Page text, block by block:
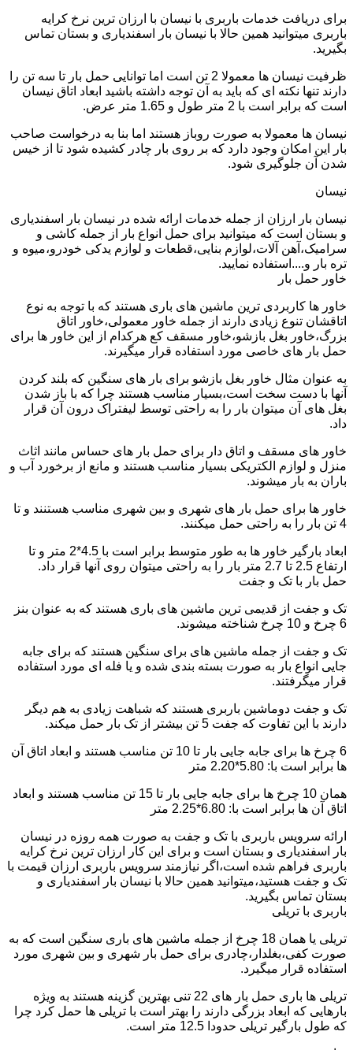
برای دریافت خدمات باربری با نیسان با ارزان ترین نرخ کرایه
باربری میتوانید همین حالا با نیسان بار اسفندیاری و بستان تماس
بگیرید.
ظرفیت نیسان ها معمولا 2 تن است اما توانایی حمل بار تا سه تن را
دارند تنها نکته ای که باید به آن توجه داشته باشید ابعاد اتاق نیسان
است که برابر است با 2 متر طول و 1.65 متر عرض.
نیسان ها معمولا به صورت روباز هستند اما بنا به درخواست صاحب
بار این امکان وجود دارد که بر روی بار چادر کشیده شود تا از خیس
شدن آن جلوگیری شود.
نیسان
نیسان بار ارزان از جمله خدمات ارائه شده در نیسان بار اسفندیاری
و بستان است که میتوانید برای حمل انواع بار از جمله کاشی و
سرامیک،آهن آلات،لوازم بنایی،قطعات و لوازم یدکی خودرو،میوه و
تره بار و....استفاده نمایید.
خاور حمل بار
خاور ها کاربردی ترین ماشین های باری هستند که با توجه به نوع
اتاقشان تنوع زیادی دارند از جمله خاور معمولی،خاور اتاق
بزرگ،خاور بغل بازشو،خاور مسقف کع هرکدام از این خاور ها برای
حمل بار های خاصی مورد استفاده قرار میگیرند.
به عنوان مثال خاور بغل بازشو برای بار های سنگین که بلند کردن
آنها با دست سخت است،بسیار مناسب هستند چرا که با باز شدن
بغل های آن میتوان بار را به راحتی توسط لیفتراک درون آن قرار
داد.
خاور های مسقف و اتاق دار برای حمل بار های حساس مانند اثاث
منزل و لوازم الکتریکی بسیار مناسب هستند و مانع از برخورد آب و
باران به بار میشوند.
خاور ها برای حمل بار های شهری و بین شهری مناسب هستنند و تا
4 تن بار را به راحتی حمل میکنند.
ابعاد بارگیر خاور ها به طور متوسط برابر است با 4.5*2 متر و تا
ارتفاع 2.5 تا 2.7 متر بار را به راحتی میتوان روی آنها قرار داد.
حمل بار با تک و جفت
تک و جفت از قدیمی ترین ماشین های باری هستند که به عنوان بنز
6 چرخ و 10 چرخ شناخته میشوند.
تک و جفت از جمله ماشین های برای سنگین هستند که برای جابه
جایی انواع بار به صورت بسته بندی شده و یا فله ای مورد استفاده
قرار میگرفتند.
تک و جفت دوماشین باربری هستند که شباهت زیادی به هم دیگر
دارند با این تفاوت که جفت 5 تن بیشتر از تک بار حمل میکند.
6 چرخ ها برای جابه جایی بار تا 10 تن مناسب هستند و ابعاد اتاق آن
ها برابر است با: 5.80*2.20 متر
همان 10 چرخ ها برای جابه جایی بار تا 15 تن مناسب هستند و ابعاد
اتاق آن ها برابر است با: 6.80*2.25 متر
ارائه سرویس باربری با تک و جفت به صورت همه روزه در نیسان
بار اسفندیاری و بستان است و برای این کار ارزان ترین نرخ کرایه
باربری فراهم شده است،اگر نیازمند سرویس باربری ارزان قیمت با
تک و جفت هستید،میتوانید همین حالا با نیسان بار اسفندیاری و
بستان تماس بگیرید.
باربری با تریلی
تریلی یا همان 18 چرخ از جمله ماشین های باری سنگین است که به
صورت کفی،بغلدار،چادری برای حمل بار شهری و بین شهری مورد
استفاده قرار میگیرد.
تریلی ها باری حمل بار های 22 تنی بهترین گزینه هستند به ویژه
بارهایی که ابعاد بزرگی دارند را بهتر است با تریلی ها حمل کرد چرا
که طول بارگیر تریلی حدودا 12.5 متر است.